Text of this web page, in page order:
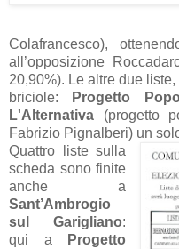
Colafrancesco),
all’opposizione
20,90%). Le altre due
briciole:
Progetto
L'Alternativa (progetto
Fabrizio Pignalberi) un
Quattro liste sulla
scheda sono finite
anche a
Sant’Ambrogio
sul Garigliano:
qui a
Progetto